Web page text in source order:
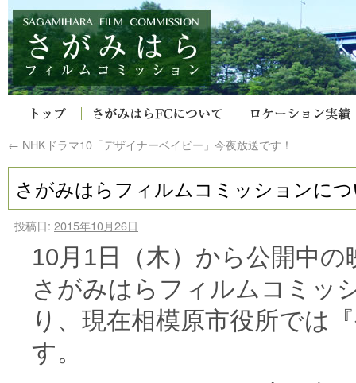
← NHKドラマ10「デザイナーベイビー」今夜放送です！
さがみはらフィルムコミッションに
投稿日: 2015年10月26日
10月1日（木）から公開中
さがみはらフィルムコミッ
り、現在相模原市役所では
す。